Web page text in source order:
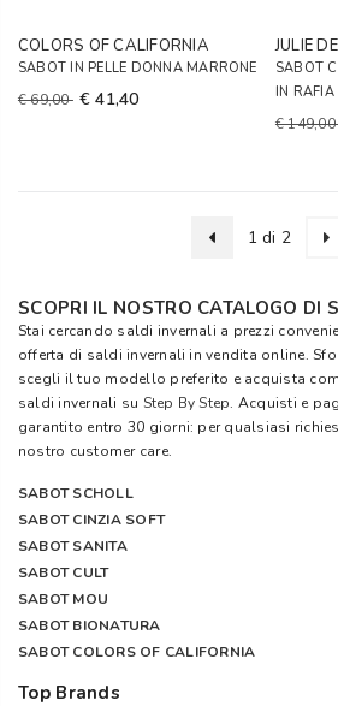
COLORS OF CALIFORNIA
SABOT IN PELLE DONNA MARRONE
€ 69,00 € 41,40
JULIE
SABOT
IN
€
1 di 2
SCOPRI IL NOSTRO CATALOGO DI
Stai cercando saldi invernali a prezzi
offerta di saldi invernali in vendita online.
scegli il tuo modello preferito e acquista
saldi invernali su Step By Step. Acquisti e
garantito entro 30 giorni: per qualsiasi
nostro customer care.
SABOT SCHOLL
SABOT CINZIA SOFT
SABOT SANITA
SABOT CULT
SABOT MOU
SABOT BIONATURA
SABOT COLORS OF CALIFORNIA
Top Brands